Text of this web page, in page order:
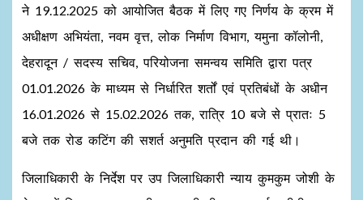
ने 19.12.2025 को आयोजित बैठक में लिए गए निर्णय के क्रम में
अधीक्षण अभियंता, नवम वृत्त, लोक निर्माण विभाग, यमुना कॉलोनी,
देहरादून / सदस्य सचिव, परियोजना समन्वय समिति द्वारा पत्र
01.01.2026 के माध्यम से निर्धारित शर्तों एवं प्रतिबंधों के अधीन
16.01.2026 से 15.02.2026 तक, रात्रि 10 बजे से प्रातः 5
बजे तक रोड कटिंग की सशर्त अनुमति प्रदान की गई थी।
जिलाधिकारी के निर्देश पर उप जिलाधिकारी न्याय कुमकुम जोशी के